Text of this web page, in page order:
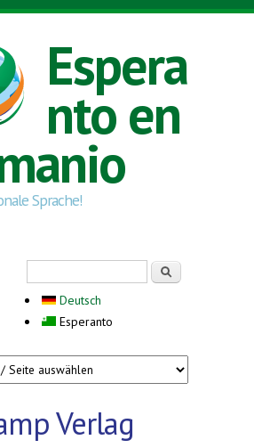
Espera
nto en
Sprache!
Deutsch
Esperanto
Verlag